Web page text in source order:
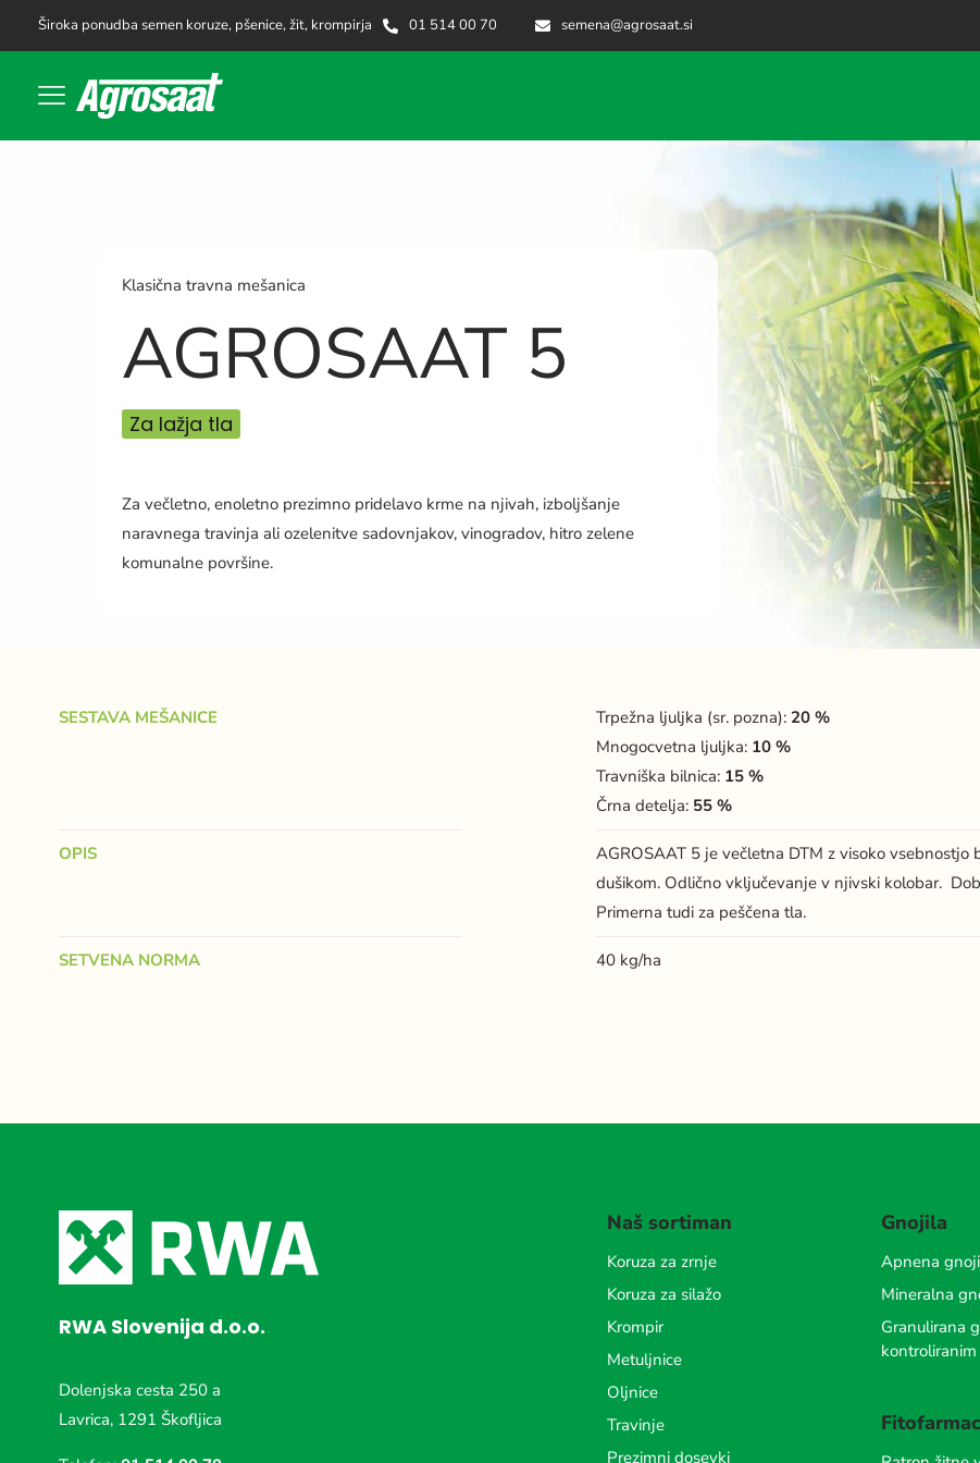
Široka ponudba semen koruze, pšenice, žit, krompirja 01 514 00 70 semena@agrosaat.si
Klasična travna mešanica
AGROSAAT 5
Za lažja tla
Za večletno, enoletno prezimno pridelavo krme na njivah, izboljšanje
naravnega travinja ali ozelenitve sadovnjakov, vinogradov, hitro zelene
komunalne površine.
SESTAVA MEŠANICE Trpežna ljuljka (sr. pozna): 20 %
Mnogocvetna ljuljka: 10 %
Travniška bilnica: 15 %
Črna detelja: 55 %
OPIS
AGROSAAT 5 je večletna DTM z visoko
dušikom. Odlično vključevanje v njivski kolobar.
Primerna tudi za peščena tla.
SETVENA NORMA 40 kg/ha
RWA Slovenija d.o.o.
Dolenjska cesta 250 a
Lavrica, 1291 Škofljica
Naš sortiman
Koruza za zrnje
Koruza za silažo
Krompir
Metuljnice
Oljnice
Travinje
Prezimni dosevki
Gnojila
Apnena
Mineralna
Granulirana